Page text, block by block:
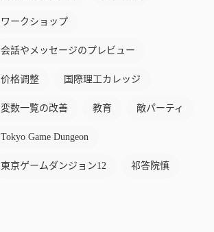
ワークショップ
会話やメッセージのプレビュー
价格调整 国際理工カレッジ
変数一覧の改善 教育 敵パーティ
Tokyo Game Dungeon
東京ゲームダンジョン12 祁答院慎